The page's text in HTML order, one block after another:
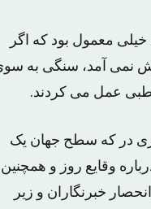
خیلی معمول بود که اگر
نمی آمد، سنگی به
عمل می کردند.
در که سطح جهان یک
وقایع روز و همچنین
خبرنگاران و زیر